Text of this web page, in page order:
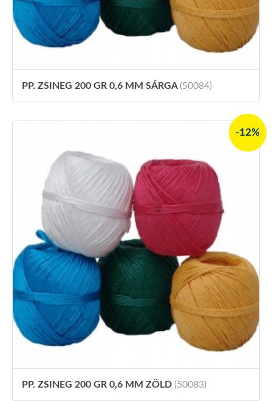
PP. ZSINEG 200 GR 0,6 MM SÁRGA(50084)
-12%
PP. ZSINEG 200 GR 0,6 MM ZÖLD (50083)